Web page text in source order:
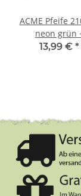
ACME Pfeife
neon grün
Pfeifenband
13,99 € *